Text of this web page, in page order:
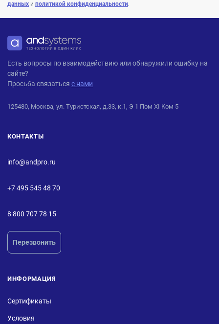
данных и политикой конфиденциальности.
ANDPRO
Есть вопросы по взаимодействию или обнаружили ошибку на
сайте?
Просьба связаться с нами
125480, Москва, ул. Туристская, д.33, к.1, Э 1 Пом XI Ком 5
КОНТАКТЫ
info@andpro.ru
+7 495 545 48 70
8 800 707 78 15
Перезвонить
ИНФОРМАЦИЯ
Сертификаты
Условия